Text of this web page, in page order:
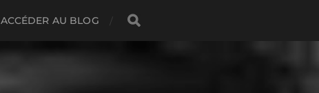
ACCÉDER AU BLOG